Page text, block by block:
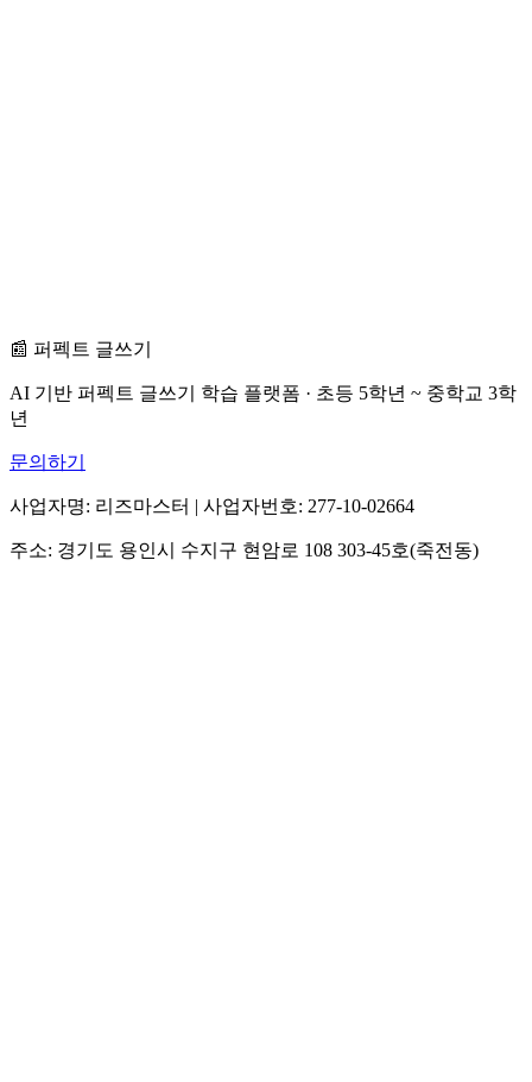
📰 퍼펙트 글쓰기
AI 기반 퍼펙트 글쓰기 학습 플랫폼 · 초등 5학년 ~ 중학교 3학
년
문의하기
사업자명: 리즈마스터 | 사업자번호: 277-10-02664
주소: 경기도 용인시 수지구 현암로 108 303-45호(죽전동)